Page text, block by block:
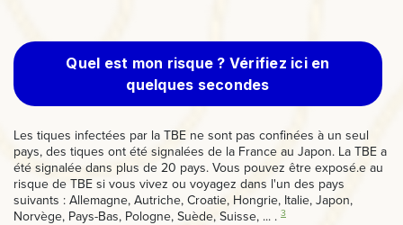
Quel est mon risque ? Vérifiez ici en
quelques secondes
Les tiques infectées par la TBE ne sont pas confinées à un seul
pays, des tiques ont été signalées de la France au Japon. La TBE a
été signalée dans plus de 20 pays. Vous pouvez être exposé.e au
risque de TBE si vous vivez ou voyagez dans l'un des pays
suivants : Allemagne, Autriche, Croatie, Hongrie, Italie, Japon,
Norvège, Pays-Bas, Pologne, Suède, Suisse, ... . 3